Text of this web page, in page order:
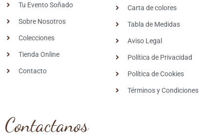
Tu Evento Soñado
Sobre Nosotros
Colecciones
Tienda Online
Contacto
Carta de colores
Tabla de Medidas
Aviso Legal
Política de Privacidad
Política de Cookies
Términos y Condiciones
Contactanos